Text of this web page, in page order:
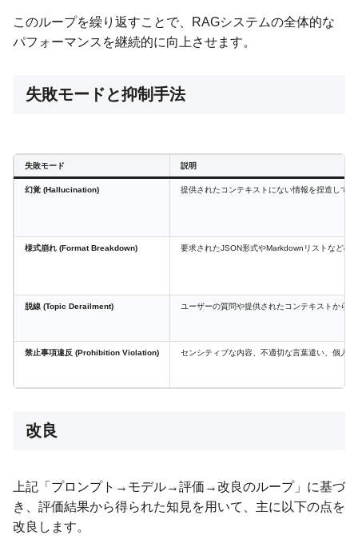
このループを繰り返すことで、RAGシステムの全体的な
パフォーマンスを継続的に向上させます。
失敗モードと抑制手法
失敗モード 説明
幻覚 (Hallucination) 提供されたコンテキストにない情報を捏造して
様式崩れ (Format Breakdown) 要求されたJSON形式やMarkdownリストなどの
脱線 (Topic Derailment) ユーザーの質問や提供されたコンテキストから
禁止事項違反 (Prohibition Violation) センシティブな内容、不適切な言葉遣い、個人
改良
上記「プロンプト→モデル→評価→改良のループ」に基づ
き、評価結果から得られた知見を用いて、主に以下の点を
改良します。